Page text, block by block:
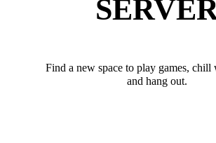
Find a new space to play games, chill
and hang out.